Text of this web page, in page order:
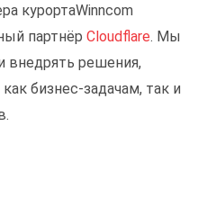
курортаWinncom
партнёр Cloudflare. Мы
внедрять решения,
бизнес-задачам, так и